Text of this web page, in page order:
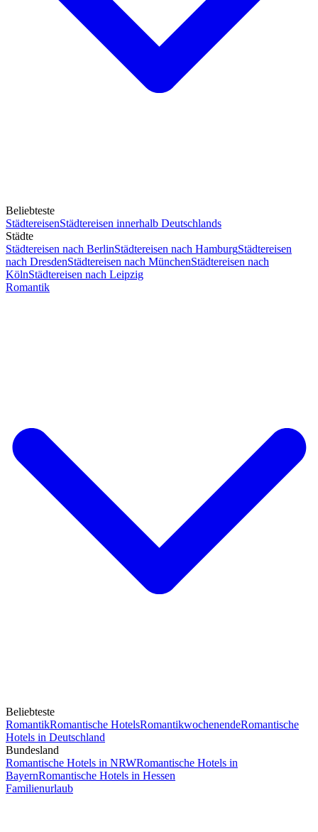
Beliebteste
StädtereisenStädtereisen innerhalb Deutschlands
Städte
Städtereisen nach BerlinStädtereisen nach HamburgStädtereisen
nach DresdenStädtereisen nach MünchenStädtereisen nach
KölnStädtereisen nach Leipzig
Romantik
Beliebteste
RomantikRomantische HotelsRomantikwochenendeRomantische
Hotels in Deutschland
Bundesland
Romantische Hotels in NRWRomantische Hotels in
BayernRomantische Hotels in Hessen
Familienurlaub